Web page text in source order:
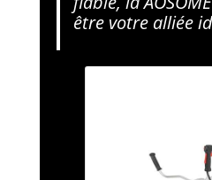
être votre alliée